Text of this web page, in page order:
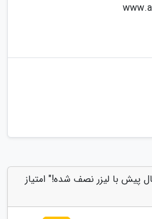
که 4 هزار سال پیش با لیزر نصف شده!" امتیاز